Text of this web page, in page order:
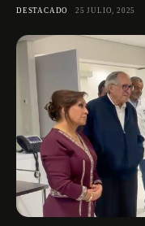
DESTACADO 25 JULIO, 2025